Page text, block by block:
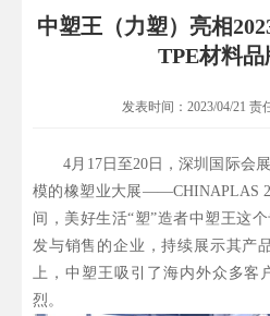
中塑王（力塑）亮相
TPE材料品
发表时间： 2023/04/21 责
4月17日至20日，深圳国际会展
模的橡塑业大展——CHINAPLAS
间，美好生活“塑”造者中塑王这
发与销售的企业，持续展示其产
上，中塑王吸引了海内外众多客
烈。